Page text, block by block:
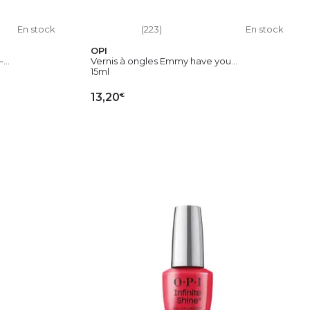
En stock (223)
En stock
OPI
Vernis à ongles Emmy have you...
15ml
13,20€